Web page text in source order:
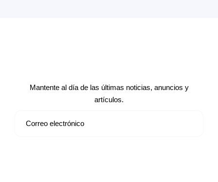
Mantente al día de las últimas noticias, anuncios y
artículos.